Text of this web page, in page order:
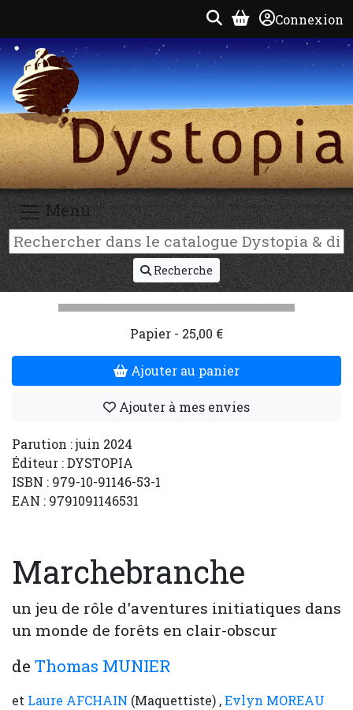
Connexion
Menu
Recherche
Papier - 25,00 €
Ajouter au panier
Ajouter à mes envies
Parution : juin 2024
Éditeur : DYSTOPIA
ISBN : 979-10-91146-53-1
EAN : 9791091146531
Marchebranche
un jeu de rôle d'aventures initiatiques dans
un monde de forêts en clair-obscur
de Thomas MUNIER
et Laure AFCHAIN (Maquettiste) ,Evlyn MOREAU